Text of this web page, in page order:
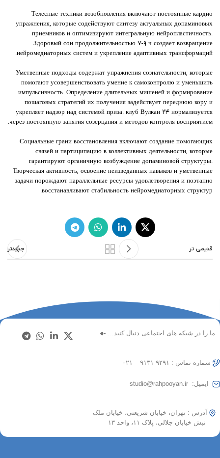
Телесные техники возобновления включают постоянные кардио
упражнения, которые содействуют синтезу актуальных допаминовых
приемников и оптимизируют интегральную нейропластичность.
Здоровый сон продолжительностью ۷-۹ ч создает возвращение
нейромедиаторных систем и укрепление адаптивных трансформаций.
Умственные подходы содержат упражнения сознательности, которые
помогают усовершенствовать умение к самоконтролю и уменьшить
импульсивность. Определение длительных мишеней и формирование
пошаговых стратегий их получения задействует переднюю кору и
укрепляет надзор над системой приза. клуб Вулкан ۲۴ нормализуется
через постоянную занятия созерцания и методов контроля восприятием.
Социальные грани восстановления включают создание помогающих
связей и партиципацию в коллективных деятельности, которые
гарантируют органичную возбуждение допаминовой структуры.
Творческая активность, освоение неизведанных навыков и умственные
задачи порождают параллельные ресурсы удовлетворения и поэтапно
восстанавливают стабильность нейромедиаторных структур.
جدیدتر قدیمی تر
ما را در شبکه های اجتماعی دنبال کنید…
شماره تماس : ۹۲۹۱ ۹۱۳۱ – ۰۲۱
ایمیل: studio@rahpooyan.ir
آدرس : تهران، خیابان شریعتی، خیابان ملک
نبش خیابان جلالی، پلاک ۱۱، واحد ۱۳